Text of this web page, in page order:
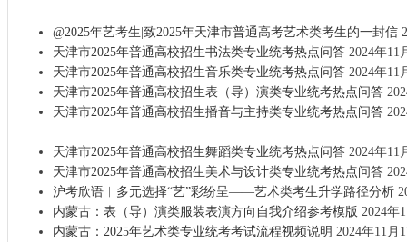
@2025年艺考生|致2025年天津市普通高考艺术类考生的一封信
天津市2025年普通高校招生书法类专业统考热点问答2024年11
天津市2025年普通高校招生音乐类专业统考热点问答2024年11
天津市2025年普通高校招生表（导）演类专业统考热点问答
天津市2025年普通高校招生播音与主持类专业统考热点问答
天津市2025年普通高校招生舞蹈类专业统考热点问答2024年11
天津市2025年普通高校招生美术与设计类专业统考热点问答
沪考欣语︱多元选择“艺”彩纷呈——艺术类考生升学路径分析
内蒙古：表（导）演类服装表演方向自我介绍参考模版 2024年
内蒙古：2025年艺术类专业统考考试流程视频说明 2024年11月